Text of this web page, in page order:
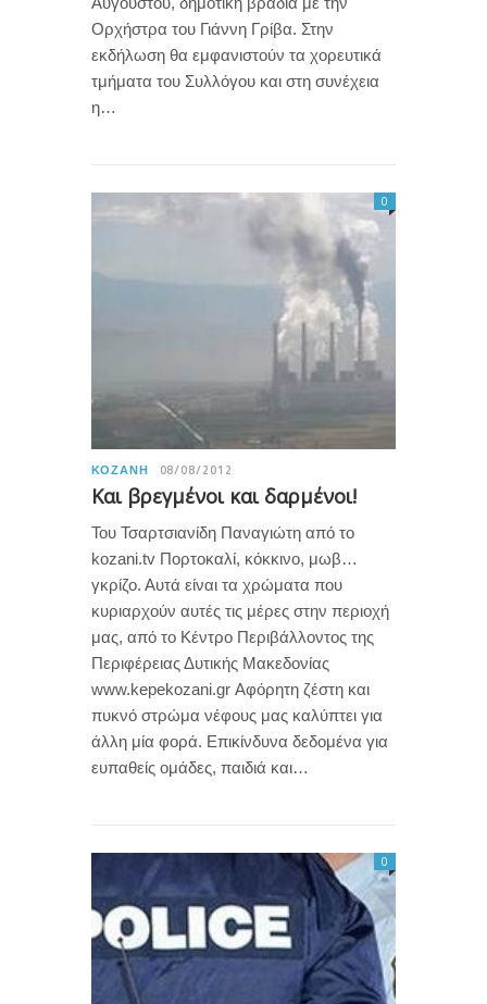
Ορχήστρα του Γιάννη Γρίβα. Στην
εκδήλωση θα εμφανιστούν τα χορευτικά
τμήματα του Συλλόγου και στη συνέχεια
η…
ΚΟΖΆΝΗ 08/08/2012
Και βρεγμένοι και δαρμένοι!
0
Του Τσαρτσιανίδη Παναγιώτη από το
kozani.tv Πορτοκαλί, κόκκινο, μωβ…
γκρίζο. Αυτά είναι τα χρώματα που
κυριαρχούν αυτές τις μέρες στην περιοχή
μας, από το Κέντρο Περιβάλλοντος της
Περιφέρειας Δυτικής Μακεδονίας
www.kepekozani.gr Αφόρητη ζέστη και
πυκνό στρώμα νέφους μας καλύπτει για
άλλη μία φορά. Επικίνδυνα δεδομένα για
ευπαθείς ομάδες, παιδιά και…
0